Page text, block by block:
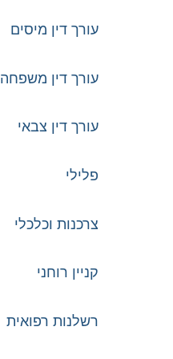
עורך דין מיסים
עורך דין משפחה
עורך דין צבאי
פלילי
צרכנות וכלכלי
קניין רוחני
רשלנות רפואית